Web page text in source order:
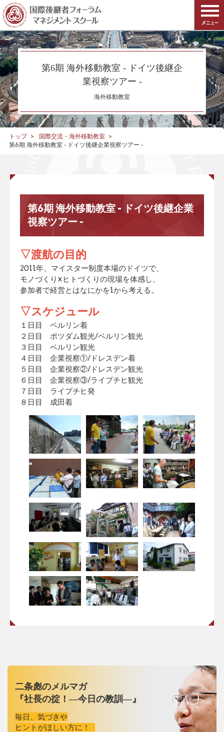
第6期 海外移動教室 - ドイツ後継企
業視察ツアー -
海外移動教室
トップ
国際交流・海外移動教室
第6期 海外移動教室 - ドイツ後継企業視察ツアー -
第6期 海外移動教室 - ドイツ後継企業
視察ツアー -
▽渡航の目的
2011年、マイスター制度本場のドイツで、
モノづくり×ヒトづくりの現場を体感し、
参加者で経営とはなにかを1から考える。
▽スケジュール
１日目 ベルリン着
２日目 ポツダム観光/ベルリン観光
３日目 ベルリン観光
４日目 企業視察①/ドレスデン着
５日目 企業視察②/ドレスデン観光
６日目 企業視察③/ライプチヒ観光
７日目 ライプチヒ発
８日目 成田着
二条彪のメルマガ
『社長の掟！―今日の教訓―』
毎日、気づきや
ヒントがほしい方に！